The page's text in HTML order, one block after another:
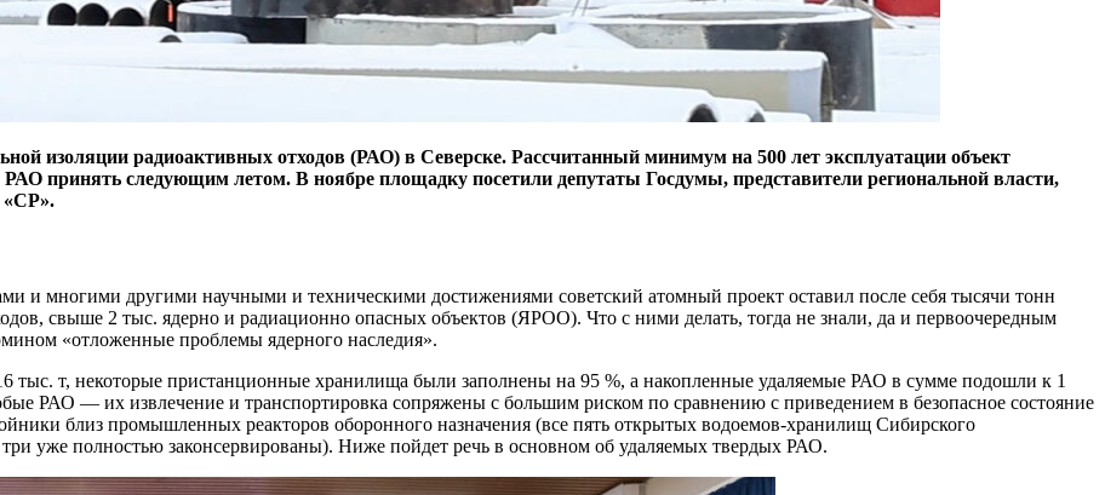
изоляции радиоактивных отходов (РАО) в Северске. Рассчитанный минимум на 500 лет эксплуатации объект
РАО принять следующим летом. В ноябре площадку посетили депутаты Госдумы, представители региональной власти,
«СР».
многими другими научными и техническими достижениями советский атомный проект оставил после себя тысячи тонн
свыше 2 тыс. ядерно и радиационно опасных объектов (ЯРОО). Что с ними делать, тогда не знали, да и первоочередным
«отложенные проблемы ядерного наследия».
тыс. т, некоторые пристанционные хранилища были заполнены на 95 %, а накопленные удаляемые РАО в сумме подошли к 1
РАО — их извлечение и транспортировка сопряжены с большим риском по сравнению с приведением в безопасное состояние
близ промышленных реакторов оборонного назначения (все пять открытых водоемов-хранилищ Сибирского
три уже полностью законсервированы). Ниже пойдет речь в основном об удаляемых твердых РАО.